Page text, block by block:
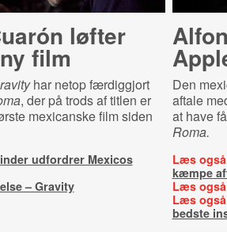
løfter
film
har netop færdiggjort
, der på trods af titlen er
mexicanske film siden
udfordrer Mexicos
– Gravity
Den
aftale
at have
Roma.
Læs
kæmpe
Læs
Læs
bedste